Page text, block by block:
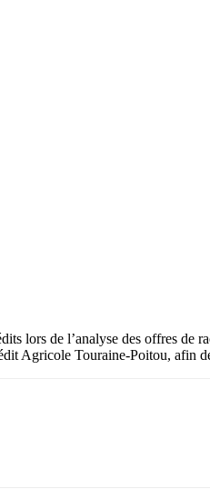
lors de l’analyse des offres de
Agricole Touraine-Poitou, afin